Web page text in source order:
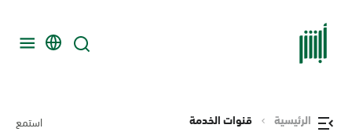
الرئيسية قنوات الخدمة استمع